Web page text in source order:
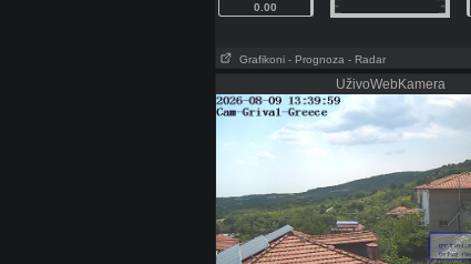
0.00
Grafikoni - Prognoza - Radar
UživoWebKamera